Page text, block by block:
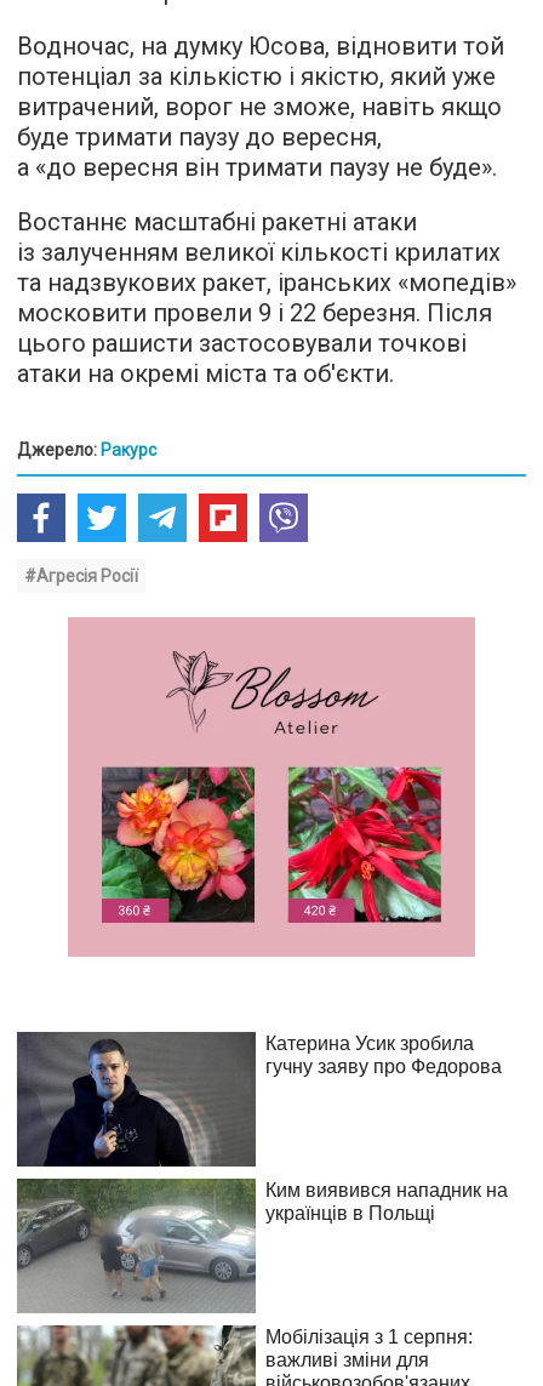
Водночас, на думку Юсова, відновити той
потенціал за кількістю і якістю, який уже
витрачений, ворог не зможе, навіть якщо
буде тримати паузу до вересня,
а «до вересня він тримати паузу не буде».
Востаннє масштабні ракетні атаки
із залученням великої кількості крилатих
та надзвукових ракет, іранських «мопедів»
московити провели 9 і 22 березня. Після
цього рашисти застосовували точкові
атаки на окремі міста та об'єкти.
Джерело: Ракурс
#Агресія Росії